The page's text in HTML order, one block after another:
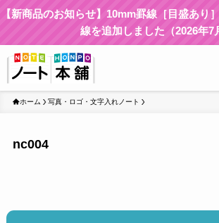
【新商品のお知らせ】10mm罫線［目盛あり
線を追加しました（2026年7
ホーム 写真・ロゴ・文字入れノート
nc004